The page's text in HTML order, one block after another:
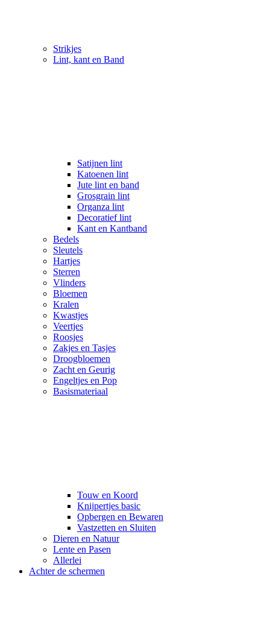
Strikjes
Lint, kant en Band
Satijnen lint
Katoenen lint
Jute lint en band
Grosgrain lint
Organza lint
Decoratief lint
Kant en Kantband
Bedels
Sleutels
Hartjes
Sterren
Vlinders
Bloemen
Kralen
Kwastjes
Veertjes
Roosjes
Zakjes en Tasjes
Droogbloemen
Zacht en Geurig
Engeltjes en Pop
Basismateriaal
Touw en Koord
Knijpertjes basic
Opbergen en Bewaren
Vastzetten en Sluiten
Dieren en Natuur
Lente en Pasen
Allerlei
Achter de schermen